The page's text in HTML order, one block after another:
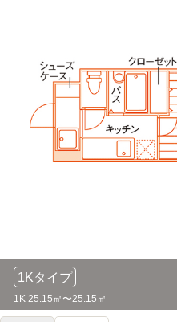
千葉大学(西千葉キャンパス)
昭和学院短期大学
京成大久保→（京成本線25分
京成大久保→（京成線16分）
総武線5分）→西船橋（4分）
1Kタイプ
1K 25.15㎡〜25.15㎡